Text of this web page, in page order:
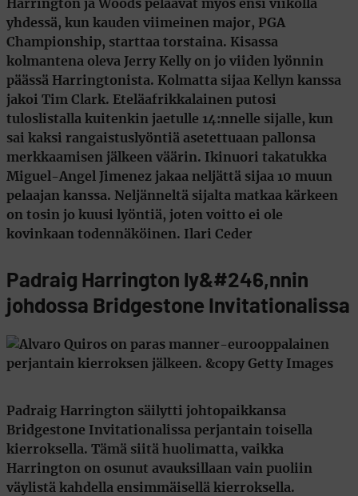
Harrington ja Woods pelaavat myös ensi viikolla
yhdessä, kun kauden viimeinen major, PGA
Championship, starttaa torstaina. Kisassa
kolmantena oleva
Jerry Kelly on jo viiden lyönnin
päässä Harringtonista. Kolmatta sijaa Kellyn kanssa
jakoi Tim Clark. Eteläafrikkalainen putosi
tuloslistalla kuitenkin jaetulle 14:nnelle sijalle, kun
sai kaksi rangaistuslyöntiä asetettuaan pallonsa
merkkaamisen jälkeen väärin. Ikinuori takatukka
Miguel-Angel Jimenez jakaa neljättä sijaa 10 muun
pelaajan kanssa. Neljänneltä sijalta matkaa kärkeen
on tosin jo kuusi lyöntiä, joten voitto ei ole
kovinkaan todennäköinen. Ilari Ceder
Padraig Harrington ly&#246,nnin
johdossa Bridgestone Invitationalissa
Padraig Harrington säilytti johtopaikkansa
Bridgestone Invitationalissa perjantain toisella
kierroksella. Tämä siitä huolimatta, vaikka
Harrington on osunut avauksillaan vain puoliin
väylistä kahdella ensimmäisellä kierroksella.